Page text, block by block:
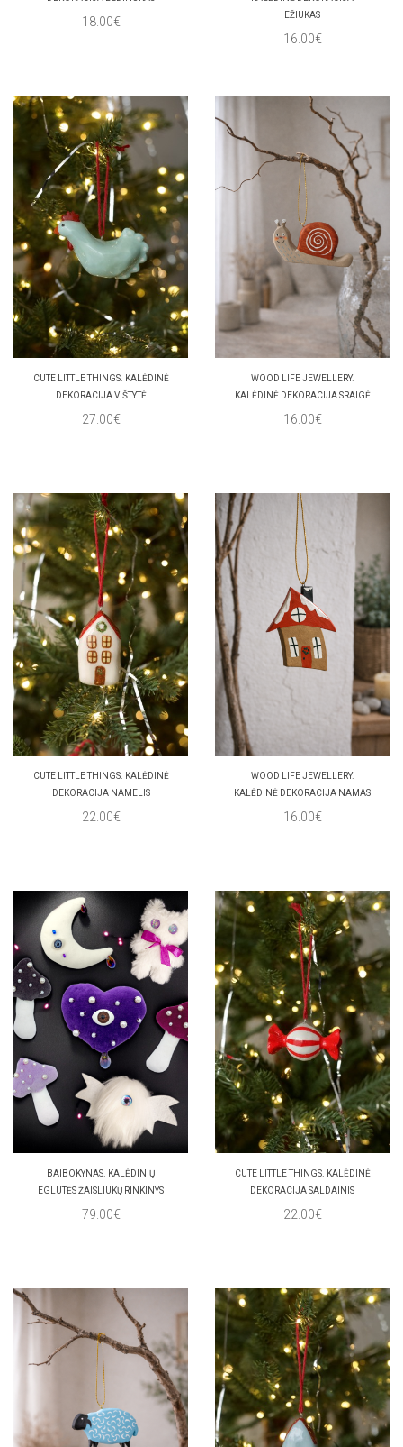
18.00€
EŽIUKAS
16.00€
CUTE LITTLE THINGS. KALĖDINĖ
DEKORACIJA VIŠTYTĖ
27.00€
WOOD LIFE JEWELLERY.
KALĖDINĖ DEKORACIJA SRAIGĖ
16.00€
CUTE LITTLE THINGS. KALĖDINĖ
DEKORACIJA NAMELIS
22.00€
WOOD LIFE JEWELLERY.
KALĖDINĖ DEKORACIJA NAMAS
16.00€
BAIBOKYNAS. KALĖDINIŲ
EGLUTĖS ŽAISLIUKŲ RINKINYS
79.00€
CUTE LITTLE THINGS. KALĖDINĖ
DEKORACIJA SALDAINIS
22.00€